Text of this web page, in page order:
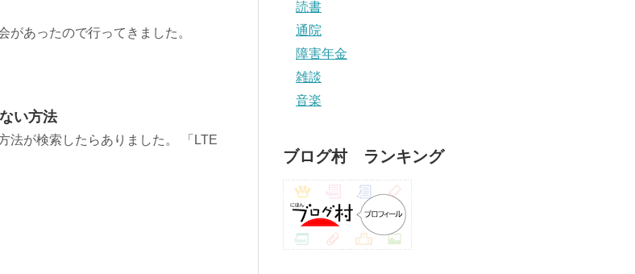
があったので行ってきました。
い方法
法が検索したらありました。 「LTE
読書
通院
障害年金
雑談
音楽
ブログ村 ランキング